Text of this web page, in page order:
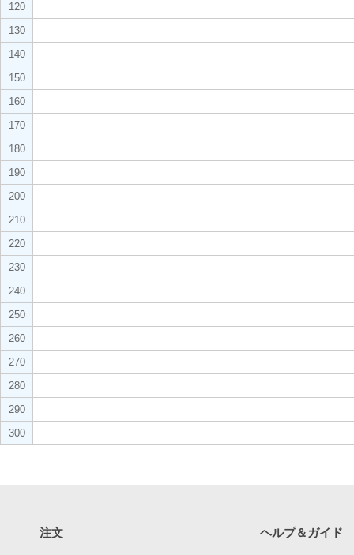
120
130
140
150
160
170
180
190
200
210
220
230
240
250
260
270
280
290
300
注文 ヘルプ＆ガイド